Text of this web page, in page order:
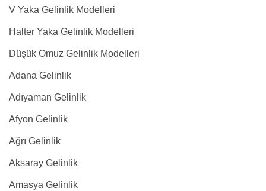
V Yaka Gelinlik Modelleri
Halter Yaka Gelinlik Modelleri
Düşük Omuz Gelinlik Modelleri
Adana Gelinlik
Adıyaman Gelinlik
Afyon Gelinlik
Ağrı Gelinlik
Aksaray Gelinlik
Amasya Gelinlik